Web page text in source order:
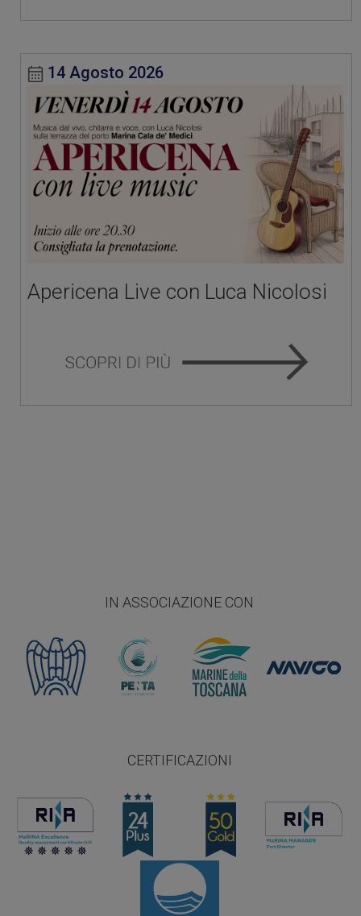
14 Agosto 2026
Apericena Live con Luca Nicolosi
IN ASSOCIAZIONE CON
CERTIFICAZIONI